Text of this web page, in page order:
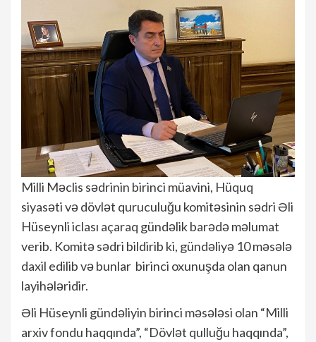
Milli Məclis sədrinin birinci müavini, Hüquq
siyasəti və dövlət quruculuğu komitəsinin sədri Əli
Hüseynli iclası açaraq gündəlik barədə məlumat
verib. Komitə sədri bildirib ki, gündəliyə 10 məsələ
daxil edilib və bunlar birinci oxunuşda olan qanun
layihələridir.
Əli Hüseynli gündəliyin birinci məsələsi olan “Milli
arxiv fondu haqqında”, “Dövlət qulluğu haqqında”,